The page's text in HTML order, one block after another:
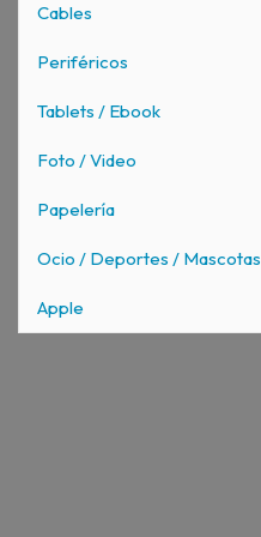
Cables
Periféricos
Tablets / Ebook
Foto / Video
Papelería
Ocio / Deportes / Mascotas
Apple